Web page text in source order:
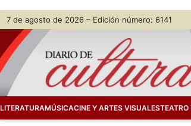
Saltar
contenido
Skip
content
7 de agosto de 2026 – Edición número: 6141
LITERATURAMÚSICACINE Y ARTES VISUALES